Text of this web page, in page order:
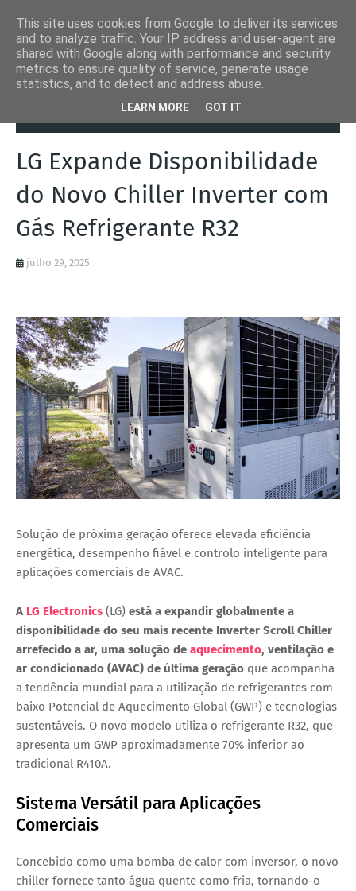
Automation Inside
LG Expande Disponibilidade do
LG Expande Disponibilidade
do Novo Chiller Inverter com
Gás Refrigerante R32
julho 29, 2025
Solução de próxima geração oferece elevada eficiência
energética, desempenho fiável e controlo inteligente para
aplicações comerciais de AVAC.
A LG Electronics (LG) está a expandir globalmente a
disponibilidade do seu mais recente Inverter Scroll Chiller
arrefecido a ar, uma solução de aquecimento, ventilação e
ar condicionado (AVAC) de última geração que acompanha
a tendência mundial para a utilização de refrigerantes com
baixo Potencial de Aquecimento Global (GWP) e tecnologias
sustentáveis. O novo modelo utiliza o refrigerante R32, que
apresenta um GWP aproximadamente 70% inferior ao
tradicional R410A.
Sistema Versátil para Aplicações
Comerciais
Concebido como uma bomba de calor com inversor, o novo
chiller fornece tanto água quente como fria, tornando-o
This site uses cookies from Google to deliver its services
and to analyze traffic. Your IP address and user-agent are
shared with Google along with performance and security
metrics to ensure quality of service, generate usage
statistics, and to detect and address abuse.
LEARN MORE GOT IT